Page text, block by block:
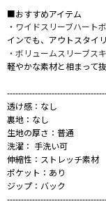
■おすすめアイテム
・ワイドスリーブハート
インでも、アウトスタイ
・ボリュームスリーブス
軽やかな素材と相まって
透け感：なし
裏地：なし
生地の厚さ：普通
洗濯： 手洗い可
伸縮性：ストレッチ素材
ポケット：あり
ジップ：バック